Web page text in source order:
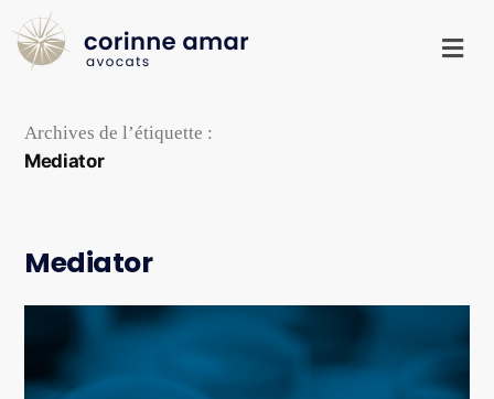
Archives de l’étiquette :
Mediator
Mediator